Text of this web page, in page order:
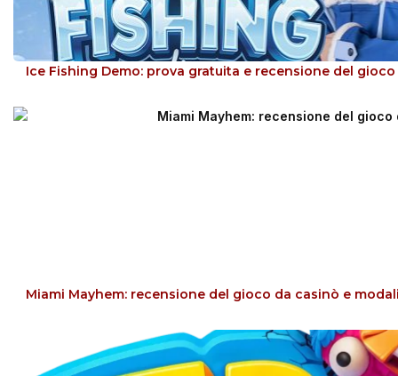
Ice Fishing Demo: prova gratuita e recensione del gioco
Miami Mayhem: recensione del gioco da casinò e